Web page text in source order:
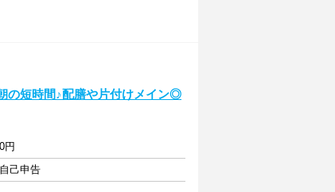
の短時間♪配膳や片付けメイン◎
円
己申告